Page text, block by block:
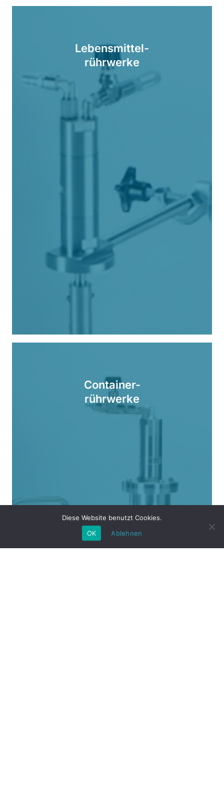
Lebensmittel-
rührwerke
Container-
rührwerke
Diese Website benutzt Cookies.
OK
Ablehnen